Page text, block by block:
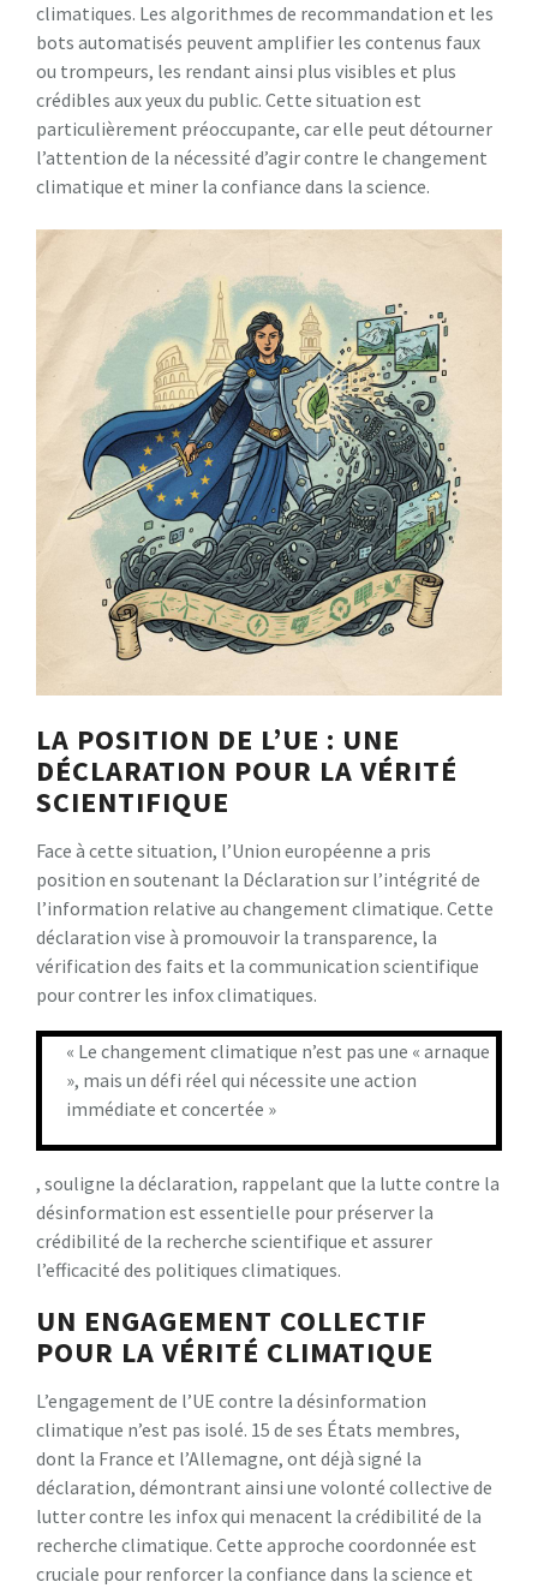
climatiques. Les algorithmes de recommandation et les
bots automatisés peuvent amplifier les contenus faux
ou trompeurs, les rendant ainsi plus visibles et plus
crédibles aux yeux du public. Cette situation est
particulièrement préoccupante, car elle peut détourner
l’attention de la nécessité d’agir contre le changement
climatique et miner la confiance dans la science.
LA POSITION DE L’UE : UNE
DÉCLARATION POUR LA VÉRITÉ
SCIENTIFIQUE
Face à cette situation, l’Union européenne a pris
position en soutenant la Déclaration sur l’intégrité de
l’information relative au changement climatique. Cette
déclaration vise à promouvoir la transparence, la
vérification des faits et la communication scientifique
pour contrer les infox climatiques.
« Le changement climatique n’est pas une « arnaque
», mais un défi réel qui nécessite une action
immédiate et concertée »
, souligne la déclaration, rappelant que la lutte contre la
désinformation est essentielle pour préserver la
crédibilité de la recherche scientifique et assurer
l’efficacité des politiques climatiques.
UN ENGAGEMENT COLLECTIF
POUR LA VÉRITÉ CLIMATIQUE
L’engagement de l’UE contre la désinformation
climatique n’est pas isolé. 15 de ses États membres,
dont la France et l’Allemagne, ont déjà signé la
déclaration, démontrant ainsi une volonté collective de
lutter contre les infox qui menacent la crédibilité de la
recherche climatique. Cette approche coordonnée est
cruciale pour renforcer la confiance dans la science et